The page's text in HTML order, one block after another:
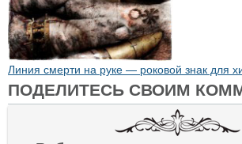
Линия смерти на руке — роковой знак для
ПОДЕЛИТЕСЬ СВОИМ